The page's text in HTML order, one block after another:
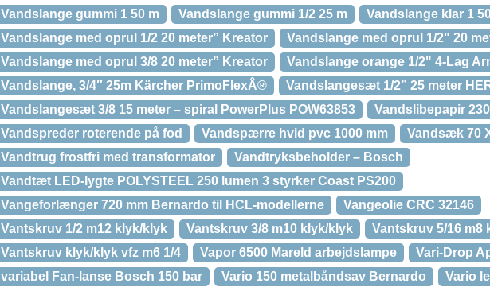
Vandslange gummi 1 50 m
Vandslange gummi 1/2 25 m
Vandslange klar 1
Vandslange med oprul 1/2 20 meter” Kreator
Vandslange med oprul 1/2" 20
Vandslange med oprul 3/8 20 meter” Kreator
Vandslange orange 1/2" 4-Lag
Vandslange, 3/4″ 25m Kärcher PrimoFlexÂ®
Vandslangesæt 1/2” 25 meter
Vandslangesæt 3/8 15 meter – spiral PowerPlus POW63853
Vandslibepapir
Vandspreder roterende på fod
Vandspærre hvid pvc 1000 mm
Vandsæk 70
Vandtrug frostfri med transformator
Vandtryksbeholder – Bosch
Vandtæt LED-lygte POLYSTEEL 250 lumen 3 styrker Coast PS200
Vangeforlænger 720 mm Bernardo til HCL-modellerne
Vangeolie CRC 32146
Vantskruv 1/2 m12 klyk/klyk
Vantskruv 3/8 m10 klyk/klyk
Vantskruv 5/16 m8
Vantskruv klyk/klyk vfz m6 1/4
Vapor 6500 Mareld arbejdslampe
Vari-Drop
variabel Fan-lanse Bosch 150 bar
Vario 150 metalbåndsav Bernardo
Vario